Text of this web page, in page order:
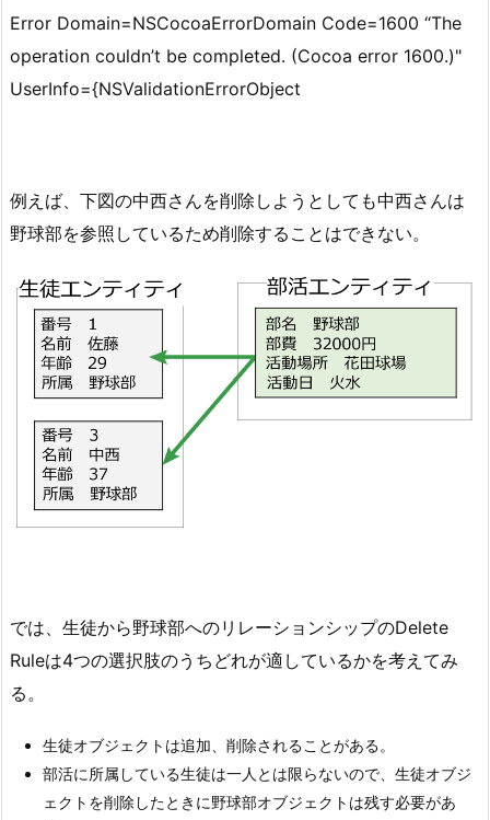
Error Domain=NSCocoaErrorDomain Code=1600 “The
operation couldn’t be completed. (Cocoa error 1600.)"
UserInfo={NSValidationErrorObject
例えば、下図の中西さんを削除しようとしても中西さんは
野球部を参照しているため削除することはできない。
では、生徒から野球部へのリレーションシップのDelete
Ruleは4つの選択肢のうちどれが適しているかを考えてみ
る。
生徒オブジェクトは追加、削除されることがある。
部活に所属している生徒は一人とは限らないので、生徒オブジ
ェクトを削除したときに野球部オブジェクトは残す必要があ